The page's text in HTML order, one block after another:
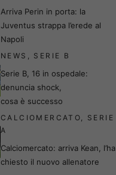
Arriva Perin in porta: la
Juventus strappa l’erede al
Napoli
NEWS , SERIE B
Serie B, 16 in ospedale:
denuncia shock,
cosa è successo
CALCIOMERCATO, SERIE
A
Calciomercato: arriva Kean, l’ha
chiesto il nuovo allenatore